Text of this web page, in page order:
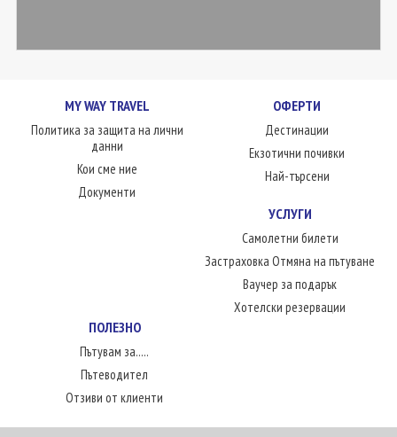
MY WAY TRAVEL
Политика за защита на лични
данни
Кои сме ние
Документи
ОФЕРТИ
Дестинации
Екзотични почивки
Най-търсени
УСЛУГИ
Самолетни билети
Застраховка Отмяна на пътуване
Ваучер за подарък
Хотелски резервации
ПОЛЕЗНО
Пътувам за.....
Пътеводител
Отзиви от клиенти